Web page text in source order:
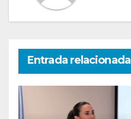
Entrada relacionada